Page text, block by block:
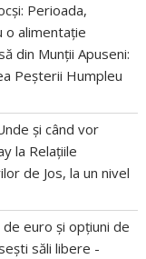
Perioada,
o alimentație
din Munții Apuseni:
Peșterii Humpleu
și când vor
la Relațiile
de Jos, la un nivel
euro și opțiuni de
săli libere -